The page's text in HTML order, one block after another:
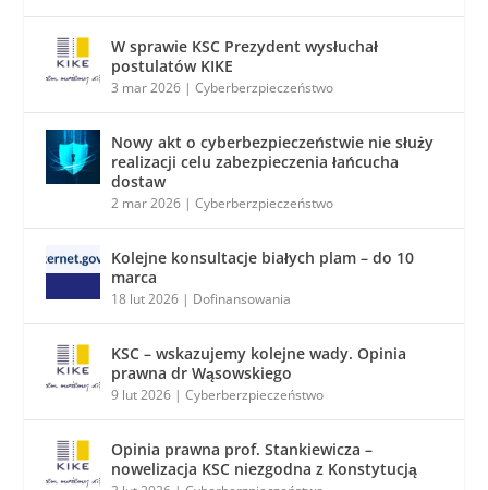
W sprawie KSC Prezydent wysłuchał
postulatów KIKE
3 mar 2026 |Cyberberzpieczeństwo
Nowy akt o cyberbezpieczeństwie nie służy
realizacji celu zabezpieczenia łańcucha
dostaw
2 mar 2026 |Cyberberzpieczeństwo
Kolejne konsultacje białych plam – do 10
marca
18 lut 2026 | Dofinansowania
KSC – wskazujemy kolejne wady. Opinia
prawna dr Wąsowskiego
9 lut 2026 |Cyberberzpieczeństwo
Opinia prawna prof. Stankiewicza –
nowelizacja KSC niezgodna z Konstytucją